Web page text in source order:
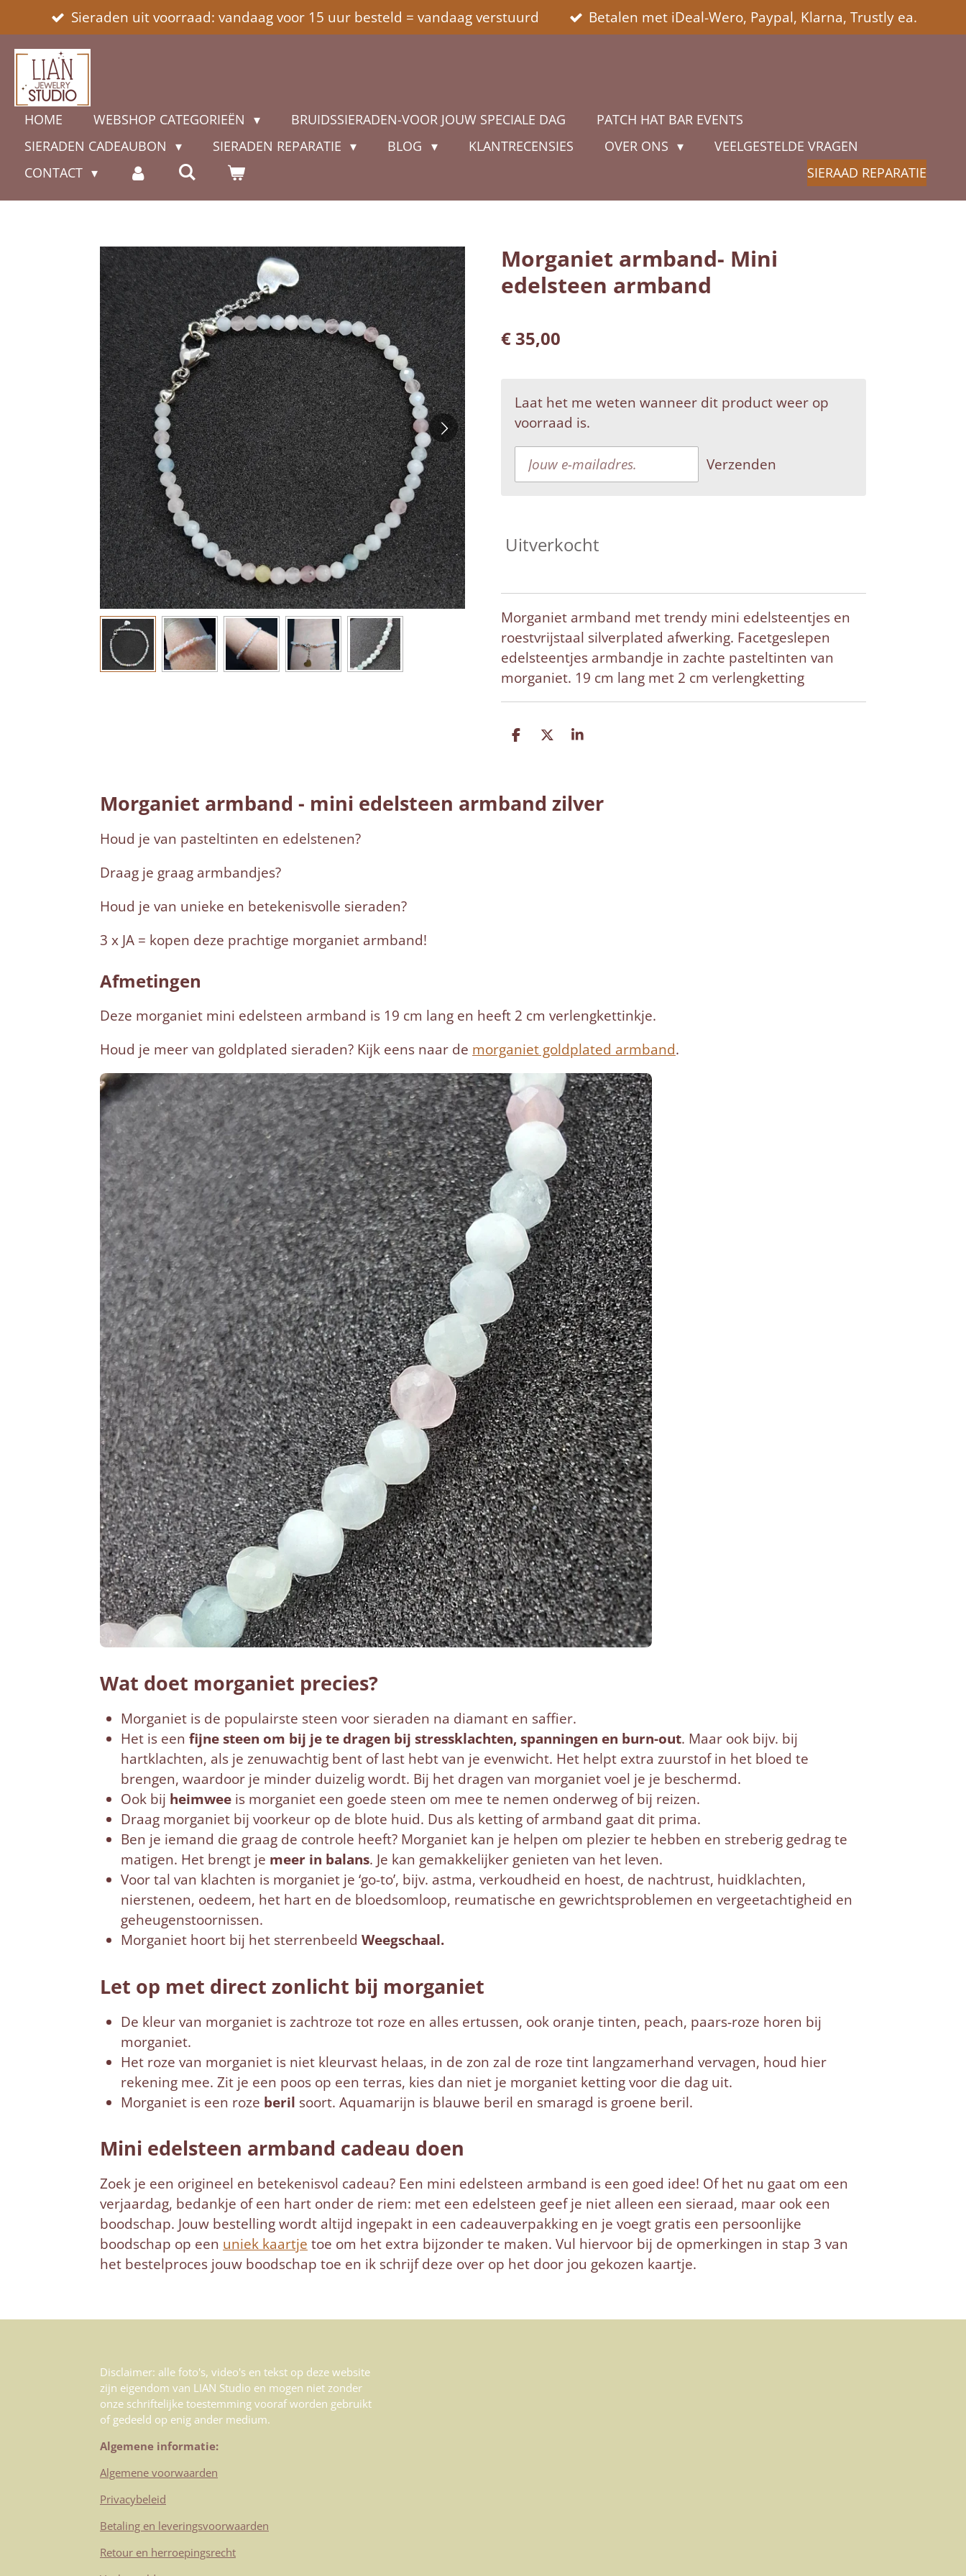
direct
naar
hoofdinhoud
Sieraden uit voorraad: vandaag voor 15 uur besteld = vandaag verstuurd Betalen met iDeal-Wero, Paypal, Klarna, Trustly ea.
HOME WEBSHOP CATEGORIEËN BRUIDSSIERADEN-VOOR JOUW SPECIALE DAG
PATCH HAT BAR EVENTS
SIERADEN CADEAUBON
SIERADEN REPARATIE BLOG KLANTRECENSIES OVER ONS
VEELGESTELDE VRAGEN
CONTACT
SIERAAD REPARATIE
Morganiet armband- Mini
edelsteen armband
€ 35,00
Laat het me weten wanneer dit product weer op
voorraad is.
Verzenden
Uitverkocht
Morganiet armband met trendy mini edelsteentjes en
roestvrijstaal silverplated afwerking. Facetgeslepen
edelsteentjes armbandje in zachte pasteltinten van
morganiet. 19 cm lang met 2 cm verlengketting
D
D
S
Morganiet armband - mini edelsteen armband zilver
Houd je van pasteltinten en edelstenen?
Draag je graag armbandjes?
Houd je van unieke en betekenisvolle sieraden?
3 x JA = kopen deze prachtige morganiet armband!
Afmetingen
Deze morganiet mini edelsteen armband is 19 cm lang en heeft 2 cm verlengkettinkje.
Houd je meer van goldplated sieraden? Kijk eens naar de morganiet goldplated armband.
Wat doet morganiet precies?
Morganiet is de populairste steen voor sieraden na diamant en saffier.
Het is een fijne steen om bij je te dragen bij stressklachten, spanningen en burn-out. Maar ook bijv. bij
hartklachten, als je zenuwachtig bent of last hebt van je evenwicht. Het helpt extra zuurstof in het bloed te
brengen, waardoor je minder duizelig wordt. Bij het dragen van morganiet voel je je beschermd.
Ook bij heimweeis morganiet een goede steen om mee te nemen onderweg of bij reizen.
Draag morganiet bij voorkeur op de blote huid. Dus als ketting of armband gaat dit prima.
Ben je iemand die graag de controle heeft? Morganiet kan je helpen om plezier te hebben en streberig gedrag te
matigen. Het brengt je meer in balans. Je kan gemakkelijker genieten van het leven.
Voor tal van klachten is morganiet je ‘go-to’, bijv. astma, verkoudheid en hoest, de nachtrust, huidklachten,
nierstenen, oedeem, het hart en de bloedsomloop, reumatische en gewrichtsproblemen en vergeetachtigheid en
geheugenstoornissen.
Morganiet hoort bij het sterrenbeeld Weegschaal.
Let op met direct zonlicht bij morganiet
De kleur van morganiet is zachtroze tot roze en alles ertussen, ook oranje tinten, peach, paars-roze horen bij
morganiet.
Het roze van morganiet is niet kleurvast helaas, in de zon zal de roze tint langzamerhand vervagen, houd hier
rekening mee. Zit je een poos op een terras, kies dan niet je morganiet ketting voor die dag uit.
Morganiet is een roze beril soort. Aquamarijn is blauwe beril en smaragd is groene beril.
Mini edelsteen armband cadeau doen
Zoek je een origineel en betekenisvol cadeau? Een mini edelsteen armband is een goed idee! Of het nu gaat om een
verjaardag, bedankje of een hart onder de riem: met een edelsteen geef je niet alleen een sieraad, maar ook een
boodschap. Jouw bestelling wordt altijd ingepakt in een cadeauverpakking en je voegt gratis een persoonlijke
boodschap op een uniek kaartje toe om het extra bijzonder te maken. Vul hiervoor bij de opmerkingen in stap 3 van
het bestelproces jouw boodschap toe en ik schrijf deze over op het door jou gekozen kaartje.
Disclaimer: alle foto's, video's en tekst op deze website
zijn eigendom van LIAN Studio en mogen niet zonder
onze schriftelijke toestemming vooraf worden gebruikt
of gedeeld op enig ander medium.
Algemene informatie:
Algemene voorwaarden
Privacybeleid
Betaling en leveringsvoorwaarden
Retour en herroepingsrecht